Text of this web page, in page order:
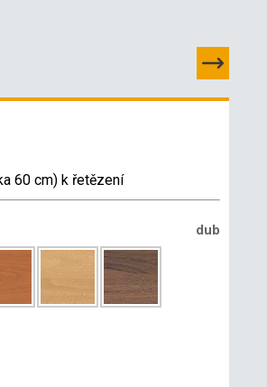
60 cm) k řetězení
dub